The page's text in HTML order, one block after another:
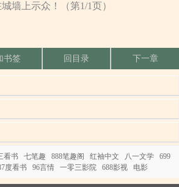
墙上示众！（第1/1页）
书签 回目录 下一章
看书 七笔趣 888笔趣阁 红袖中文 八一文学
699
度看书 96言情 一零三影院 688影视 电影